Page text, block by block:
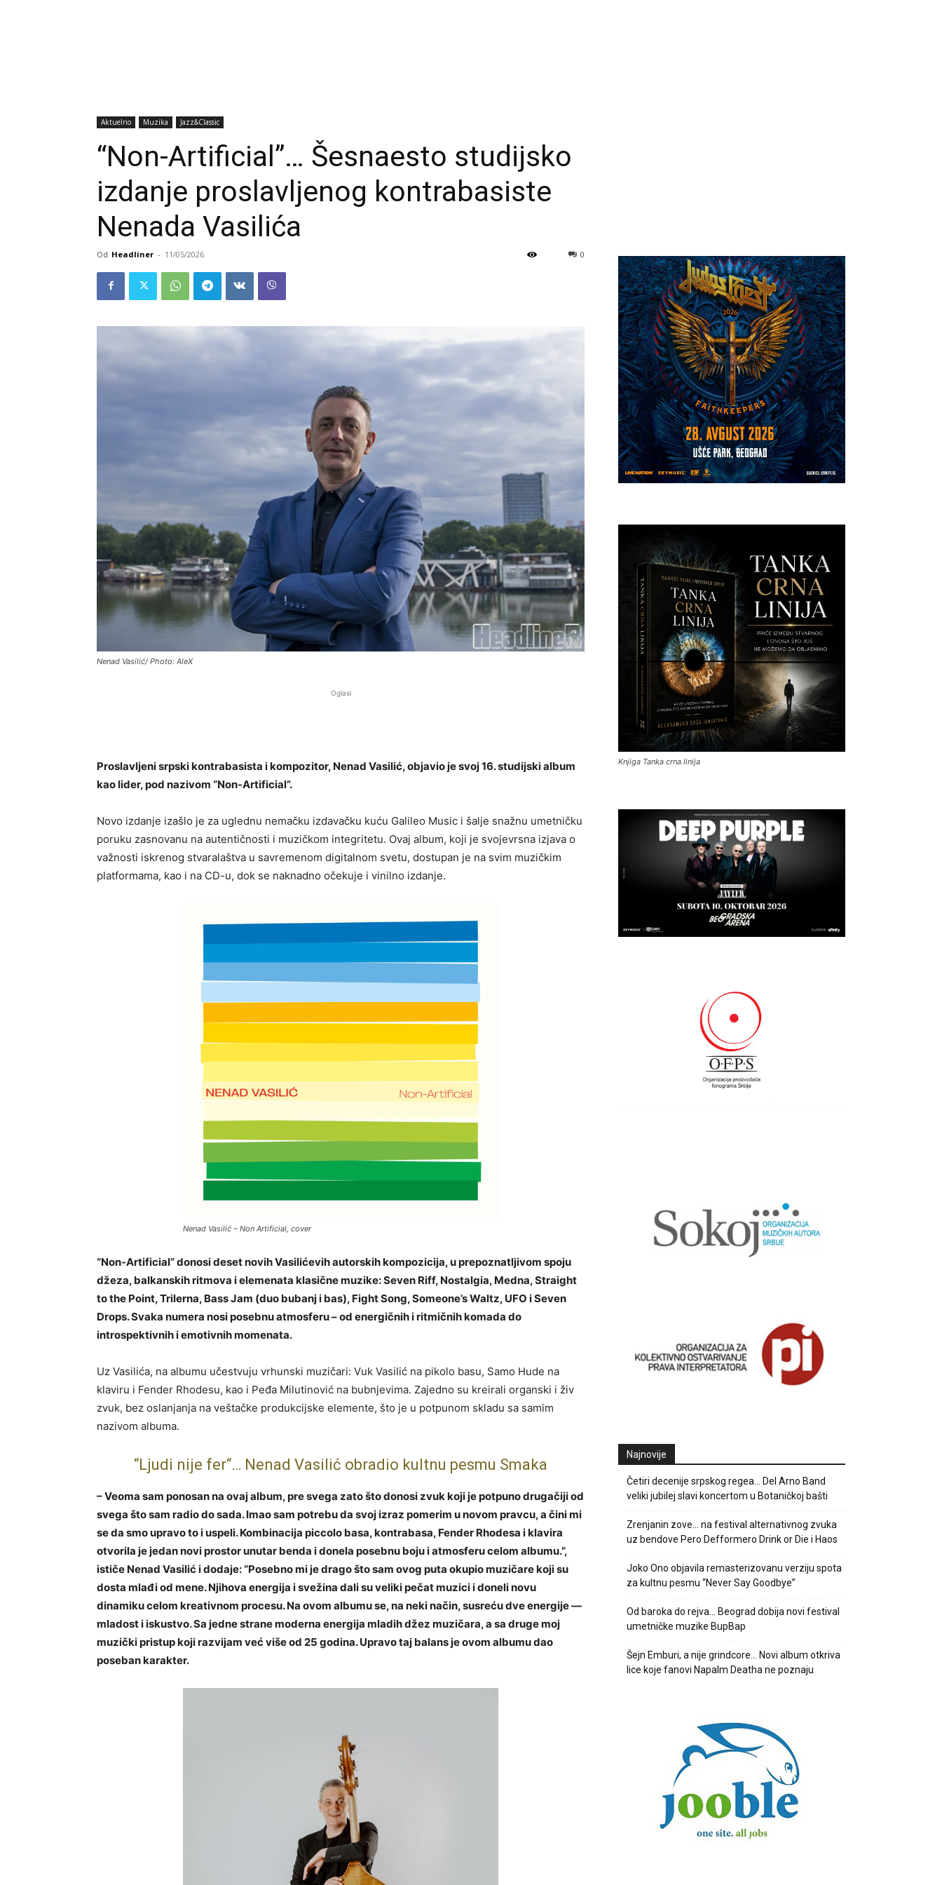
Aktuelno Muzika Jazz&Classic
“Non-Artificial”… Šesnaesto studijsko
izdanje proslavljenog kontrabasiste
Nenada Vasilića
Od Headliner - 11/05/2026 0
Nenad Vasilić/ Photo: AleX
Oglasi
Proslavljeni srpski kontrabasista i kompozitor, Nenad Vasilić, objavio je svoj 16. studijski album
kao lider, pod nazivom “Non-Artificial”.
Novo izdanje izašlo je za uglednu nemačku izdavačku kuću Galileo Music i šalje snažnu umetničku
poruku zasnovanu na autentičnosti i muzičkom integritetu. Ovaj album, koji je svojevrsna izjava o
važnosti iskrenog stvaralaštva u savremenom digitalnom svetu, dostupan je na svim muzičkim
platformama, kao i na CD-u, dok se naknadno očekuje i vinilno izdanje.
Nenad Vasilić – Non Artificial, cover
“Non-Artificial” donosi deset novih Vasilićevih autorskih kompozicija, u prepoznatljivom spoju
džeza, balkanskih ritmova i elemenata klasične muzike: Seven Riff, Nostalgia, Medna, Straight
to the Point, Trilerna, Bass Jam (duo bubanj i bas), Fight Song, Someone’s Waltz, UFO i Seven
Drops. Svaka numera nosi posebnu atmosferu – od energičnih i ritmičnih komada do
introspektivnih i emotivnih momenata.
Uz Vasilića, na albumu učestvuju vrhunski muzičari: Vuk Vasilić na pikolo basu, Samo Hude na
klaviru i Fender Rhodesu, kao i Peđa Milutinović na bubnjevima. Zajedno su kreirali organski i živ
zvuk, bez oslanjanja na veštačke produkcijske elemente, što je u potpunom skladu sa samim
nazivom albuma.
“Ljudi nije fer“… Nenad Vasilić obradio kultnu pesmu Smaka
– Veoma sam ponosan na ovaj album, pre svega zato što donosi zvuk koji je potpuno drugačiji od
svega što sam radio do sada. Imao sam potrebu da svoj izraz pomerim u novom pravcu, a čini mi
se da smo upravo to i uspeli. Kombinacija piccolo basa, kontrabasa, Fender Rhodesa i klavira
otvorila je jedan novi prostor unutar benda i donela posebnu boju i atmosferu celom albumu.”,
ističe Nenad Vasilić i dodaje: “Posebno mi je drago što sam ovog puta okupio muzičare koji su
dosta mlađi od mene. Njihova energija i svežina dali su veliki pečat muzici i doneli novu
dinamiku celom kreativnom procesu. Na ovom albumu se, na neki način, susreću dve energije —
mladost i iskustvo. Sa jedne strane moderna energija mladih džez muzičara, a sa druge moj
muzički pristup koji razvijam već više od 25 godina. Upravo taj balans je ovom albumu dao
poseban karakter.
Knjiga Tanka crna linija
Najnovije
Četiri decenije srpskog regea… Del Arno Band
veliki jubilej slavi koncertom u Botaničkoj bašti
Zrenjanin zove… na festival alternativnog zvuka
uz bendove Pero Defformero Drink or Die i Haos
Joko Ono objavila remasterizovanu verziju spota
za kultnu pesmu “Never Say Goodbye”
Od baroka do rejva… Beograd dobija novi festival
umetničke muzike BupBap
Šejn Emburi, a nije grindcore… Novi album otkriva
lice koje fanovi Napalm Deatha ne poznaju